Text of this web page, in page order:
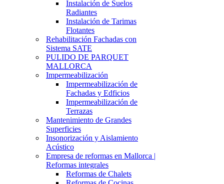
Instalación de Suelos
Radiantes
Instalación de Tarimas
Flotantes
Rehabilitación Fachadas con
Sistema SATE
PULIDO DE PARQUET
MALLORCA
Impermeabilización
Impermeabilización de
Fachadas y Edficios
Impermeabilización de
Terrazas
Mantenimiento de Grandes
Superficies
Insonorización y Aislamiento
Acústico
Empresa de reformas en Mallorca |
Reformas integrales
Reformas de Chalets